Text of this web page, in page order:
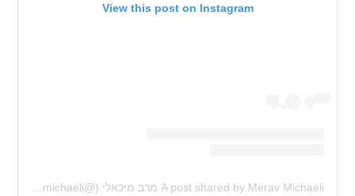
View this post on Instagram
A post shared by Merav Michaeli מרב מיכאלי (@meravmichaeli)